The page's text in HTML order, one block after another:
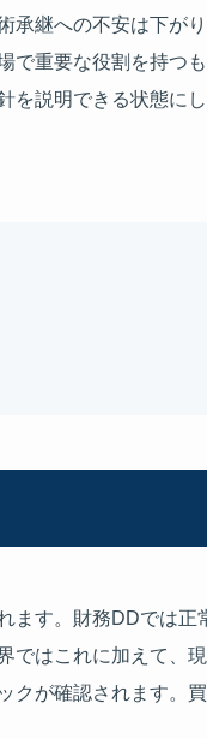
継への不安は下がり
重要な役割を持つ
説明できる状態にし
ます。財務DDでは
はこれに加えて、
が確認されます。